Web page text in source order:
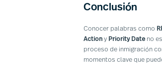
Conclusión
Conocer palabras como
Action y Priority Dateno
proceso de inmigración
momentos clave que